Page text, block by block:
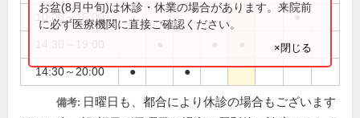
10:00～16:00 ●
14:30～20:00 ● ●
お盆(8月中旬)は休診・休業の場合があります。来院前
に必ず医療機関に直接ご確認ください。
×閉じる
備考: 日曜日も、都合により休診の場合もございます